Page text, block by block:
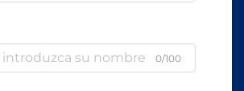
0/100